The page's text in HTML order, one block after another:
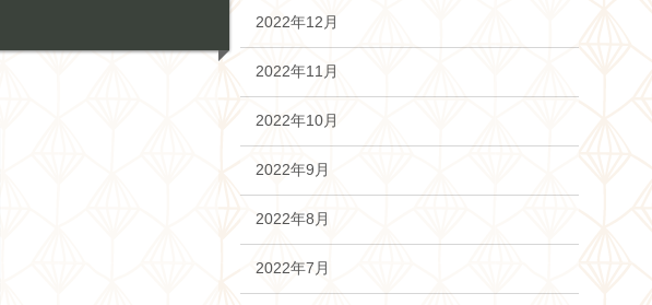
2022年12月
2022年11月
2022年10月
2022年9月
2022年8月
2022年7月